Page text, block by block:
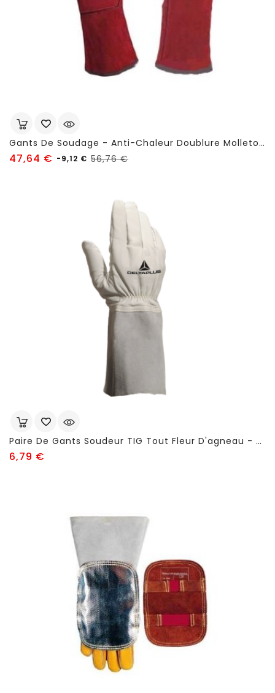
Gants De Soudage - Anti-Chaleur Doublure Molleton - FSC75
47,64 € Prix
-9,12 € 56,76 €Prix
Paire De Gants Soudeur TIG Tout Fleur D'agneau - FSC714
6,79 €